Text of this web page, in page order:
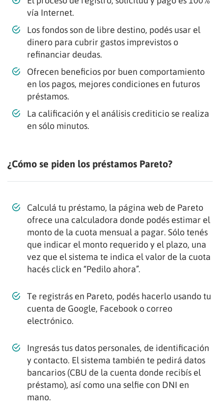
vía Internet.
Los fondos son de libre destino, podés usar el
dinero para cubrir gastos imprevistos o
refinanciar deudas.
Ofrecen beneficios por buen comportamiento
en los pagos, mejores condiciones en futuros
préstamos.
La calificación y el análisis crediticio se realiza
en sólo minutos.
¿Cómo se piden los préstamos Pareto?
Calculá tu préstamo, la página web de Pareto
ofrece una calculadora donde podés estimar el
monto de la cuota mensual a pagar. Sólo tenés
que indicar el monto requerido y el plazo, una
vez que el sistema te indica el valor de la cuota
hacés click en “Pedilo ahora”.
Te registrás en Pareto, podés hacerlo usando tu
cuenta de Google, Facebook o correo
electrónico.
Ingresás tus datos personales, de identificación
y contacto. El sistema también te pedirá datos
bancarios (CBU de la cuenta donde recibís el
préstamo), así como una selfie con DNI en
mano.